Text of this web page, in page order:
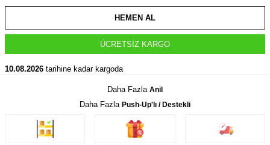
HEMEN AL
ÜCRETSIZ KARGO
10.08.2026 tarihine kadar kargoda
Daha Fazla Anil
Daha Fazla Push-Up'lı / Destekli